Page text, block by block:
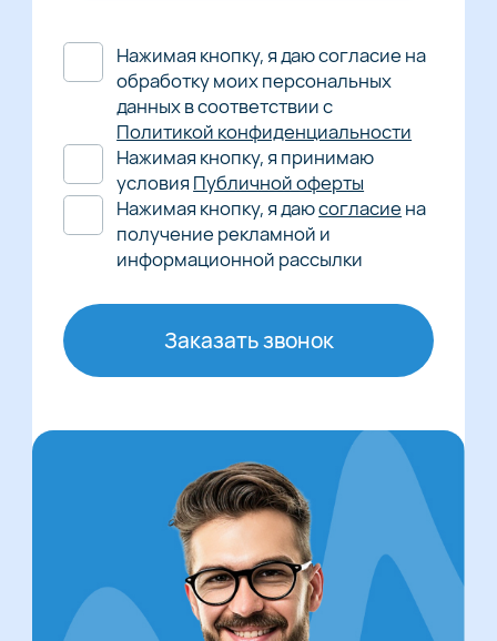
Нажимая кнопку, я даю согласие на
обработку моих персональных
данных в соответствии с
Политикой конфиденциальности
Нажимая кнопку, я принимаю
условия Публичной оферты
Нажимая кнопку, я даюсогласие на
получение рекламной и
информационной рассылки
Заказать звонок